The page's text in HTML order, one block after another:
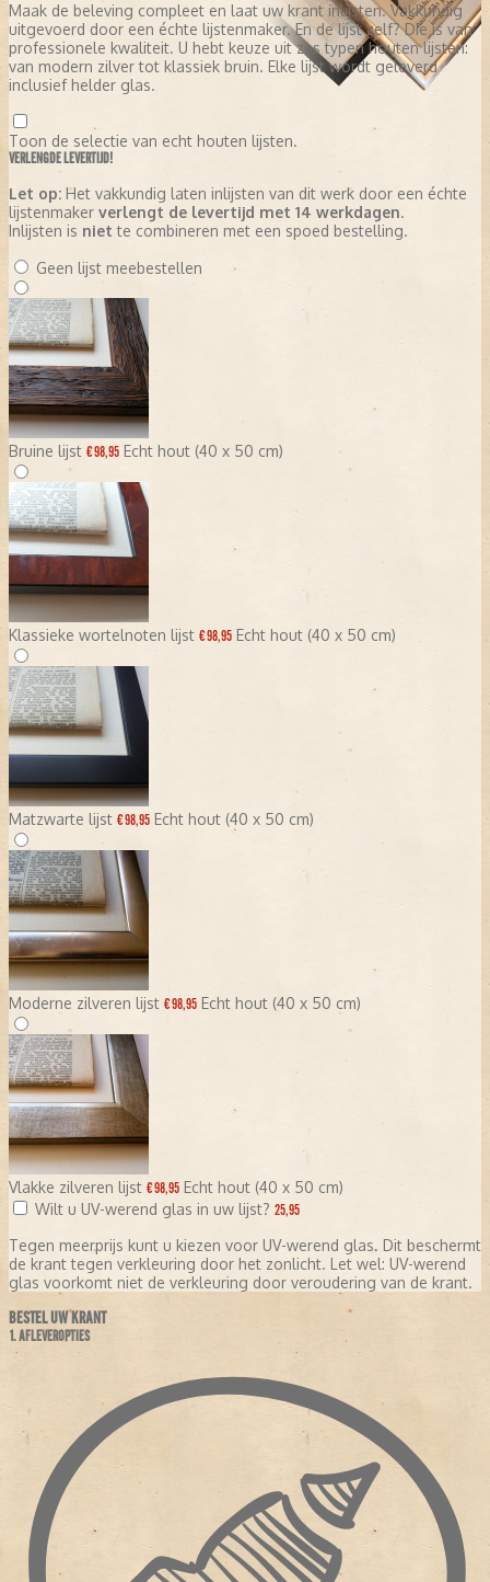
Maak de beleving compleet en laat uw krant inlijsten. Vakkundig
uitgevoerd door een échte lijstenmaker. En de lijst zelf? Die is van
professionele kwaliteit. U hebt keuze uit zes typen houten lijsten:
van modern zilver tot klassiek bruin. Elke lijst wordt geleverd
inclusief helder glas.
Toon de selectie van echt houten lijsten.
VERLENGDE LEVERTIJD!
Let op: Het vakkundig laten inlijsten van dit werk door een échte
lijstenmaker verlengt de levertijd met 14 werkdagen.
Inlijsten is niet te combineren met een spoed bestelling.
Geen lijst meebestellen
Bruine lijst € 98,95 Echt hout (40 x 50 cm)
Klassieke wortelnoten lijst € 98,95 Echt hout (40 x 50 cm)
Matzwarte lijst € 98,95 Echt hout (40 x 50 cm)
Moderne zilveren lijst € 98,95 Echt hout (40 x 50 cm)
Vlakke zilveren lijst € 98,95 Echt hout (40 x 50 cm)
Wilt u UV-werend glas in uw lijst? 25,95
Tegen meerprijs kunt u kiezen voor UV-werend glas. Dit beschermt
de krant tegen verkleuring door het zonlicht. Let wel: UV-werend
glas voorkomt niet de verkleuring door veroudering van de krant.
BESTEL UW KRANT
1. AFLEVEROPTIES